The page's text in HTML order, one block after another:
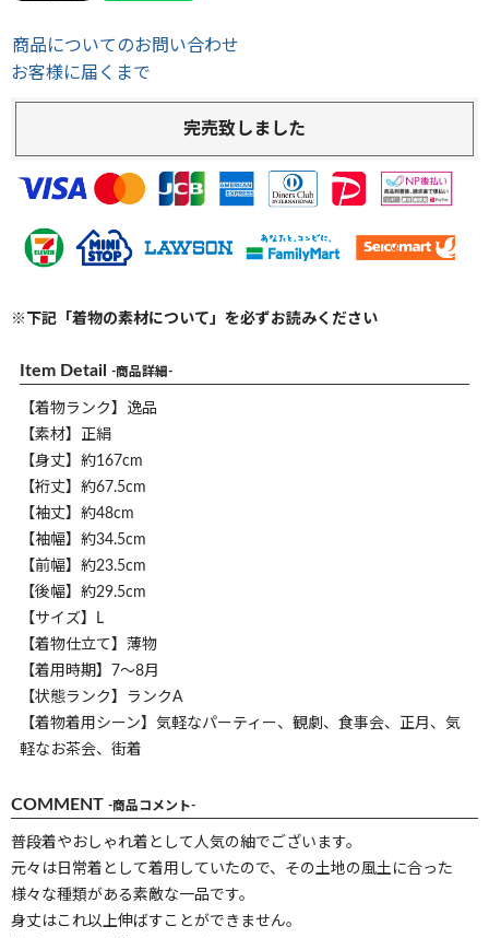
商品についてのお問い合わせ
お客様に届くまで
完売致しました
※下記「着物の素材について」を必ずお読みください
Item Detail -商品詳細-
【着物ランク】逸品
【素材】正絹
【身丈】約167cm
【裄丈】約67.5cm
【袖丈】約48cm
【袖幅】約34.5cm
【前幅】約23.5cm
【後幅】約29.5cm
【サイズ】L
【着物仕立て】薄物
【着用時期】7～8月
【状態ランク】ランクA
【着物着用シーン】気軽なパーティー、観劇、食事会、正月、気
軽なお茶会、街着
COMMENT -商品コメント-
普段着やおしゃれ着として人気の紬でございます。
元々は日常着として着用していたので、その土地の風土に合った
様々な種類がある素敵な一品です。
身丈はこれ以上伸ばすことができません。